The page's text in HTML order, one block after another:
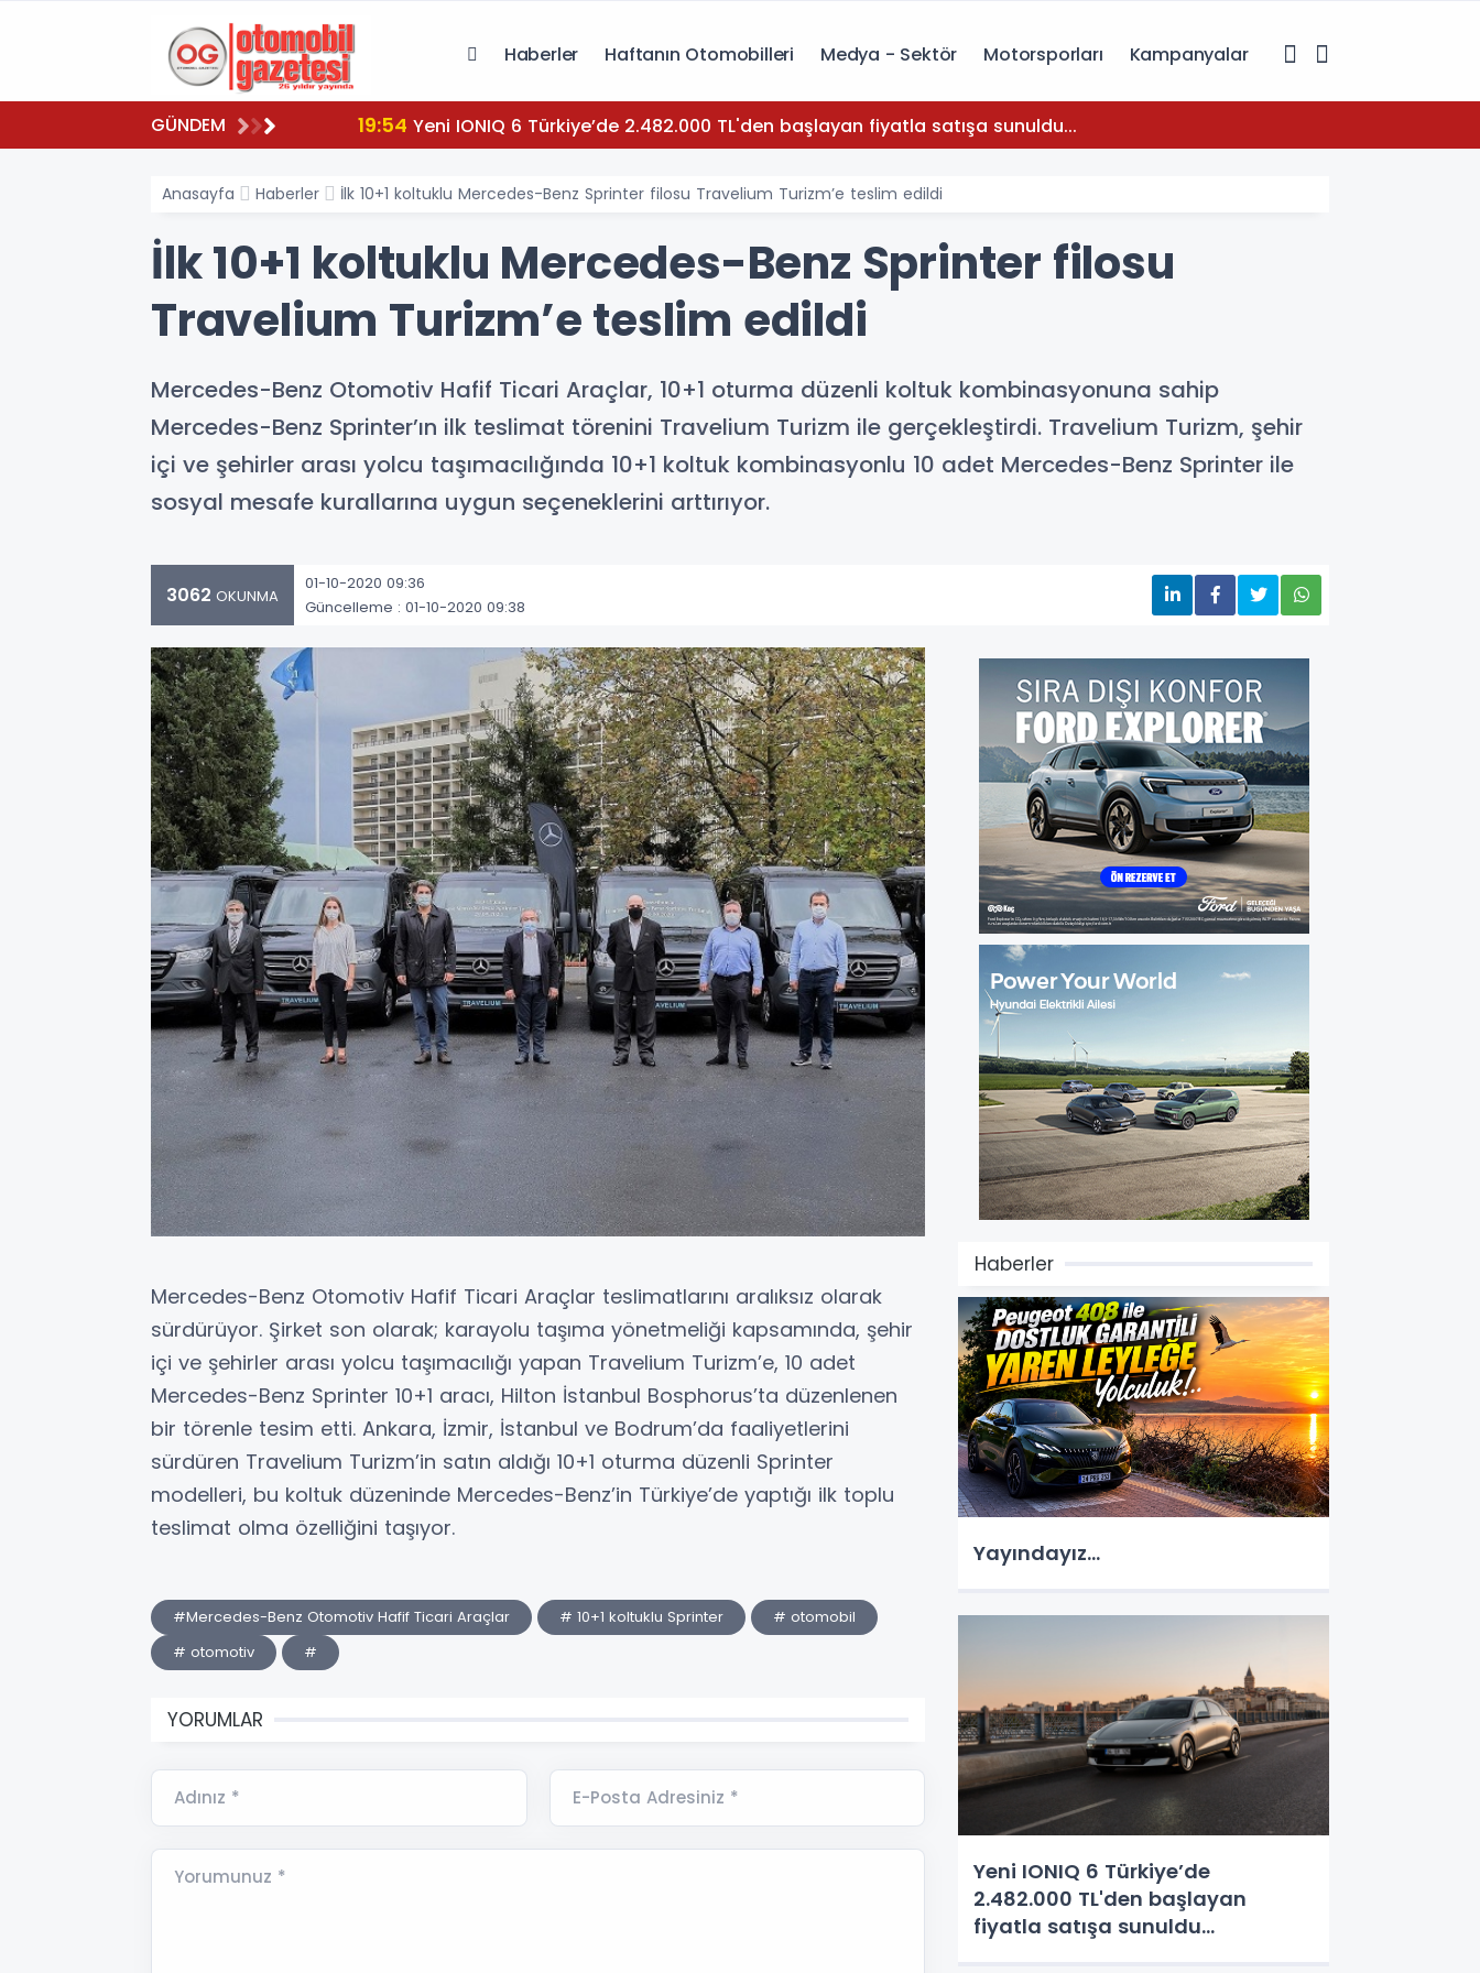
Haberler Haftanın Otomobilleri Medya - Sektör Motorsporları Kampanyalar
GÜNDEM 19:54 Yeni IONIQ 6 Türkiye’de 2.482.000 TL'den başlayan fiyatla satışa sunuldu...
Anasayfa Haberler İlk 10+1 koltuklu Mercedes-Benz Sprinter filosu Travelium Turizm’e teslim edildi
İlk 10+1 koltuklu Mercedes-Benz Sprinter filosu
Travelium Turizm’e teslim edildi
Mercedes-Benz Otomotiv Hafif Ticari Araçlar, 10+1 oturma düzenli koltuk kombinasyonuna sahip
Mercedes-Benz Sprinter’ın ilk teslimat törenini Travelium Turizm ile gerçekleştirdi. Travelium Turizm, şehir
içi ve şehirler arası yolcu taşımacılığında 10+1 koltuk kombinasyonlu 10 adet Mercedes-Benz Sprinter ile
sosyal mesafe kurallarına uygun seçeneklerini arttırıyor.
3062 OKUNMA
01-10-2020 09:36
Güncelleme : 01-10-2020 09:38
Mercedes-Benz Otomotiv Hafif Ticari Araçlar teslimatlarını aralıksız olarak
sürdürüyor. Şirket son olarak; karayolu taşıma yönetmeliği kapsamında, şehir
içi ve şehirler arası yolcu taşımacılığı yapan Travelium Turizm’e, 10 adet
Mercedes-Benz Sprinter 10+1 aracı, Hilton İstanbul Bosphorus’ta düzenlenen
bir törenle tesim etti. Ankara, İzmir, İstanbul ve Bodrum’da faaliyetlerini
sürdüren Travelium Turizm’in satın aldığı 10+1 oturma düzenli Sprinter
modelleri, bu koltuk düzeninde Mercedes-Benz’in Türkiye’de yaptığı ilk toplu
teslimat olma özelliğini taşıyor.
#Mercedes-Benz Otomotiv Hafif Ticari Araçlar # 10+1 koltuklu Sprinter
# otomobil
# otomotiv
#
YORUMLAR
Adınız * E-Posta Adresiniz *
Yorumunuz *
Haberler
Yayındayız...
Yeni IONIQ 6 Türkiye’de
2.482.000 TL'den başlayan
fiyatla satışa sunuldu...